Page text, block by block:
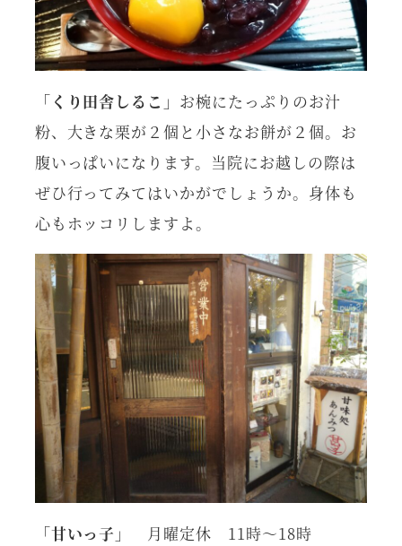
「くり田舎しるこ」 お椀にたっぷりのお汁
粉、大きな栗が２個と小さなお餅が２個。お
腹いっぱいになります。当院にお越しの際は
ぜひ行ってみてはいかがでしょうか。身体も
心もホッコリしますよ。
「甘いっ子」 月曜定休 11時～18時